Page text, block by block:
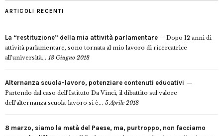
ARTICOLI RECENTI
La “restituzione” della mia attività parlamentare
Dopo 12 anni di
attività parlamentare, sono tornata al mio lavoro di ricercatrice
all’università... 18 Giugno 2018
Alternanza scuola-lavoro, potenziare contenuti educativi
Partendo dal caso dell’Istituto Da Vinci, il dibattito sul valore
dell’alternanza scuola-lavoro si è... 5 Aprile 2018
8 marzo, siamo la metà del Paese, ma, purtroppo, non facciamo